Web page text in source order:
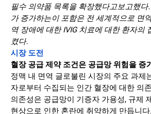
필수 의약품 목록을 확장했다고보고했다
가 증가하는이 포함은 전 세계적으로 면
역 장애에 대한 IVIG 치료에 대한 환자의
켰다.
시장 도전
혈장 공급 제약 조건은 공급망 위험을 증
정맥 내 면역 글로불린 시장의 주요 과제
자로부터 수집되는 인간 혈장에 대한 의
의존성은 공급망이 기증자 가용성, 규제
현상으로 인한 혼란에 취약하게 만듭니